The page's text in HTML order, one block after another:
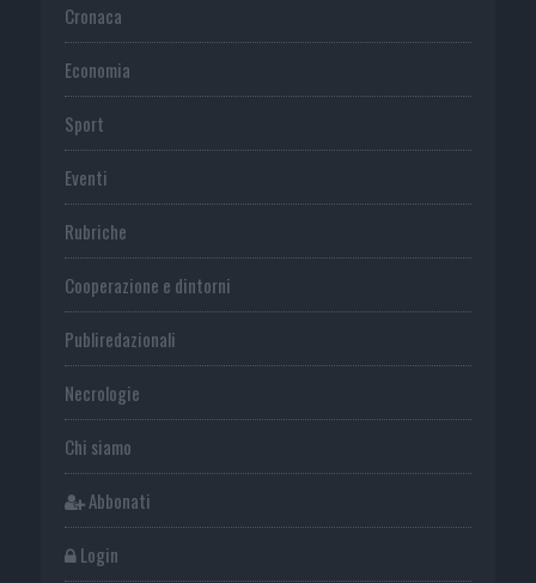
Cronaca
Economia
Sport
Eventi
Rubriche
Cooperazione e dintorni
Publiredazionali
Necrologie
Chi siamo
Abbonati
Login